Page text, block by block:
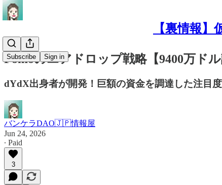
【裏情報
Subscribe Sign in
Fomoのエアドロップ戦略【9400万ド
dYdX出身者が開発！巨額の資金を調達した注目
バンケラDAO🇯🇵情報屋
Jun 24, 2026
∙ Paid
3